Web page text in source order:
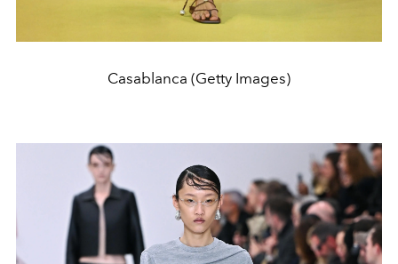
Casablanca (Getty Images)